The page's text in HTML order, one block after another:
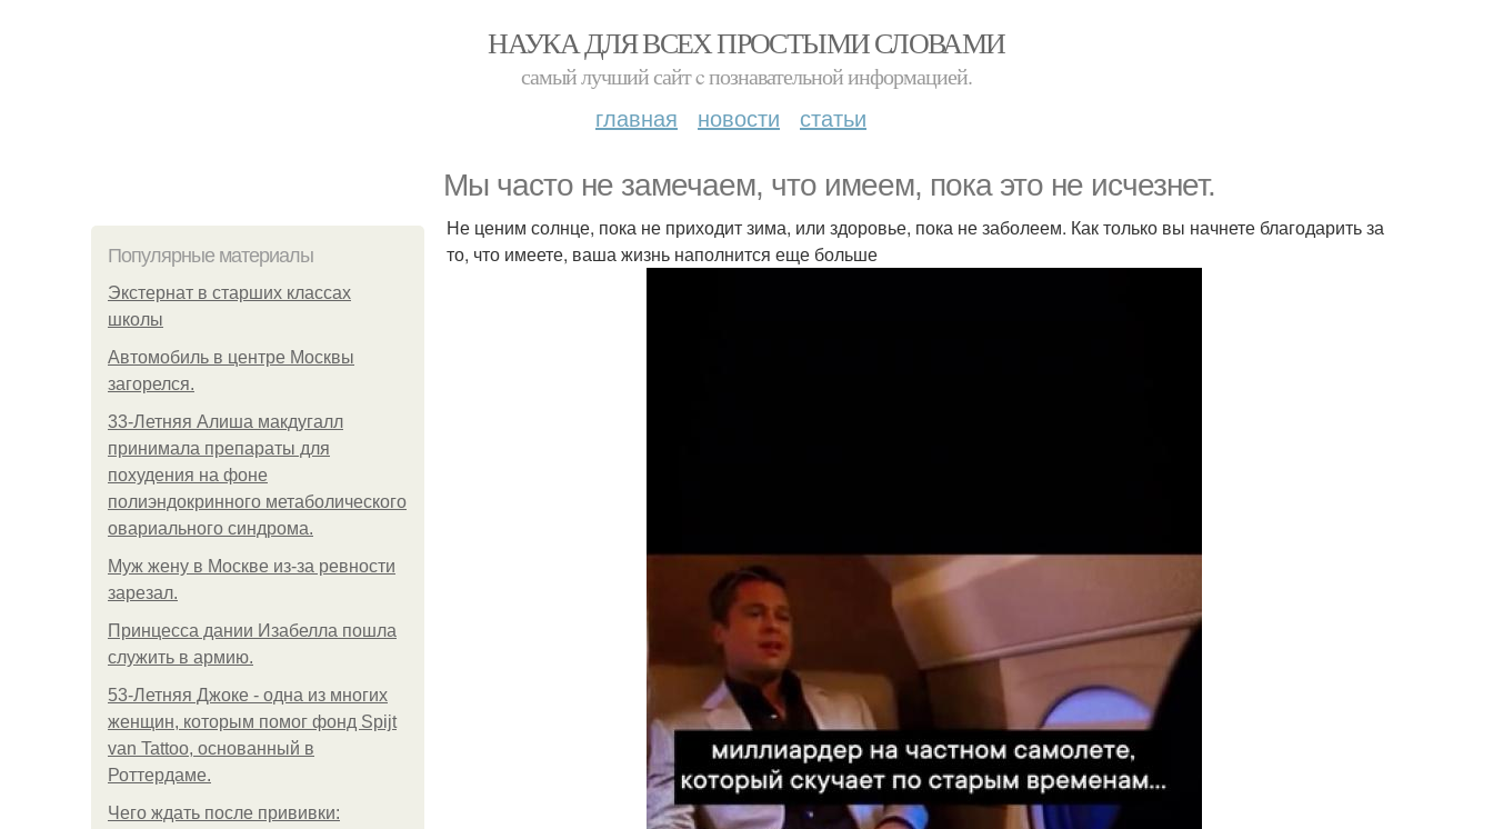
НАУКА ДЛЯ ВСЕХ ПРОСТЫМИ СЛОВАМИ
самый лучший сайт c познавательной информацией.
главная новости статьи
Mы часто не замечаем, что имеем, пока это не исчезнет.
Популярные материалы
Экстернат в старших классах
школы
Автомобиль в центре Москвы
загорелся.
33-Летняя Алиша макдугалл
принимала препараты для
похудения на фоне
полиэндокринного метаболического
овариального синдрома.
Mуж жену в Москве из-за ревности
зарезал.
Принцесса дании Изабелла пошла
служить в армию.
53-Летняя Джоке - одна из многих
женщин, которым помог фонд Spijt
van Tattoo, основанный в
Роттердаме.
Чего ждать после прививки:
Не ценим солнце, пока не приходит зима, или здоровье, пока не заболеем. Как только вы начнете благодарить за
то, что имеете, ваша жизнь наполнится еще больше